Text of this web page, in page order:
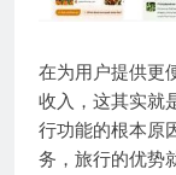
在为用户提供更
收入，这其实就
行功能的根本原
务，旅行的优势